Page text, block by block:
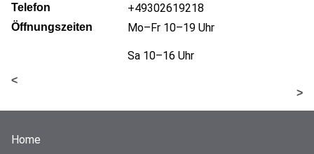
Telefon +49302619218
Öffnungszeiten Mo–Fr 10–19 Uhr
Sa 10–16 Uhr
<
>
Home